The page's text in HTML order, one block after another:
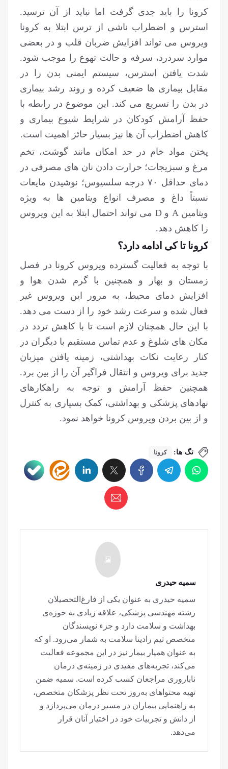
کرونا را باید جدی گرفت اما نباید از آن ترسید.
استرس و اضطراب ناشی از ترس ابتلا به کرونا
ویروس می تواند افزایش ضربان قلب و در بعضی
موارد سردرد، سرفه و حالت تهوع را موجب شود.
شدت یافتن استرس، سیستم ایمنی بدن را در
مقابل بیماری ها ضعیف کرده و روند رشد بیماری
در بدن را تسریع می کند. این موضوع در رابطه با
حفظ آرامش کودکان در شرایط شیوع بیماری و
کاهش اضطراب آن ها نیز بسیار حائز اهمیت است.
پختن مواد خام در حد امکان مانند گوشت، تخم
مرغ و سبزیجات؛ حرارت دادن نان های مصرفی در
دمای حداقل ۷۰ درجه سلسیوس؛ نوشیدن مایعات
نسبتاً داغ و مصرف انواع ویتامین ها به ویژه
ویتامین A و D می تواند احتمال ابتلا به این ویروس
را کاهش دهد.
کرونا تا کی ادامه دارد؟
با توجه به فعالیت گسترده ویروس کرونا در فصل
زمستان و بهار و همچنین با گرم شدن هوا و
افزایش دمای محیط، به مرور این ویروس غیر
فعال شده و سرعت رشد خود را از دست می دهد.
با این حال همچنان لازم است تا با کاهش تردد در
مکان های شلوغ و عدم تماس مستقیم با دیگران در
کنار رعایت نکات بهداشتی، زمینه یافتن میزبان
جدید برای ویروس و انتقال فراگیر آن را از بین برد.
همچنین حفظ آرامش و توجه به راهکارهای
نهادهای پزشکی و بهداشتی، کمک بسیاری به کنترل
و از بین بردن ویروس کرونا خواهد نمود.
تگ ها: کرونا
سمیه حیدری
سمیه حیدری به عنوان یکی از فارغ‌التحصیلان
رشته مهندسی پزشکی، علاقه زیادی به حوزه‌ی
بهداشت و سلامت دارد و جزء نویسندگان
متخصص تیم رادینا سلامت به شمار می‌رود. او که
به عنوان همیار بیمار نیز در این مجموعه فعالیت
می‌کند، تجربه‌های مفیدی در زمینه‌ی درمان
ناباروری مراجعان کسب کرده است. سمیه ضمن
تهیه محتواهای به‌روز تحت نظر پزشکان متخصص،
به راهنمایی بیماران در مسیر درمان می‌پردازد و
از دانش و تجربیات خود در اختیار آنان قرار
می‌دهد.